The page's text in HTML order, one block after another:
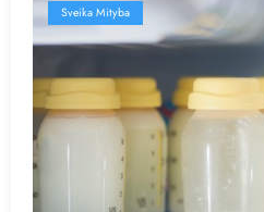
Sveika Mityba